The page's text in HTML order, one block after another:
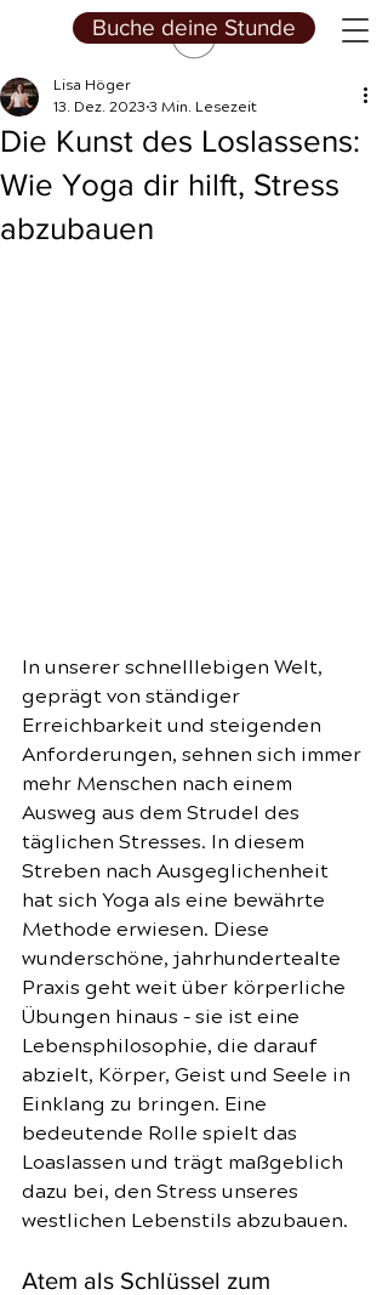
Buche deine Stunde
Die Kunst des Loslassens:
Wie Yoga dir hilft, Stress
abzubauen
Lisa Höger
13. Dez. 2023 3 Min. Lesezeit
In unserer schnelllebigen Welt,
geprägt von ständiger
Erreichbarkeit und steigenden
Anforderungen, sehnen sich immer
mehr Menschen nach einem
Ausweg aus dem Strudel des
täglichen Stresses. In diesem
Streben nach Ausgeglichenheit
hat sich Yoga als eine bewährte
Methode erwiesen. Diese
wunderschöne, jahrhundertealte
Praxis geht weit über körperliche
Übungen hinaus – sie ist eine
Lebensphilosophie, die darauf
abzielt, Körper, Geist und Seele in
Einklang zu bringen. Eine
bedeutende Rolle spielt das
Loaslassen und trägt maßgeblich
dazu bei, den Stress unseres
westlichen Lebenstils abzubauen.
Atem als Schlüssel zum